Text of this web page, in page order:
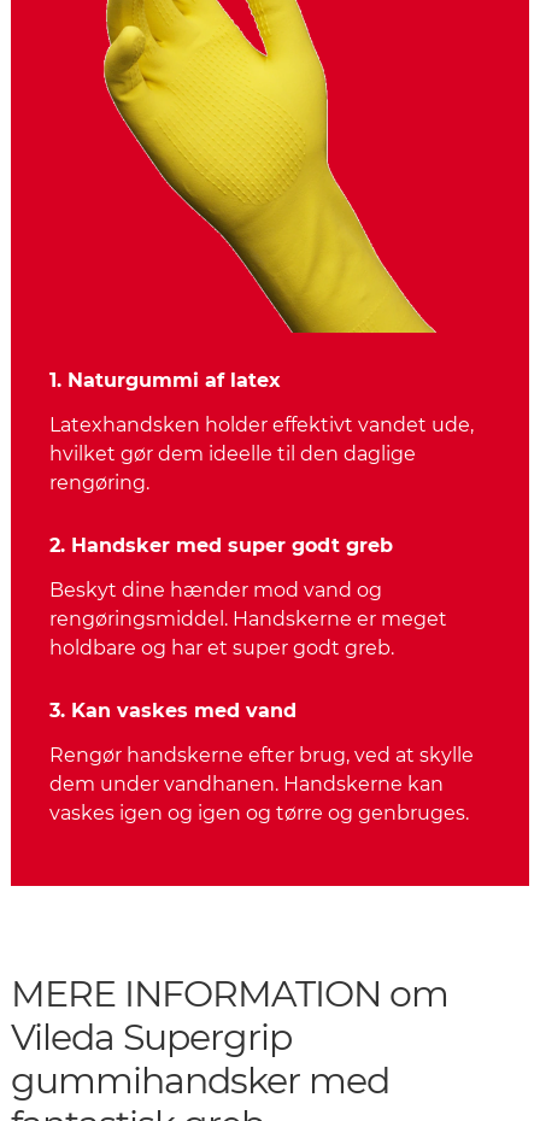
1. Naturgummi af latex
Latexhandsken holder effektivt vandet ude,
hvilket gør dem ideelle til den daglige
rengøring.
2. Handsker med super godt greb
Beskyt dine hænder mod vand og
rengøringsmiddel. Handskerne er meget
holdbare og har et super godt greb.
3. Kan vaskes med vand
Rengør handskerne efter brug, ved at skylle
dem under vandhanen. Handskerne kan
vaskes igen og igen og tørre og genbruges.
MERE INFORMATION om
Vileda Supergrip
gummihandsker med